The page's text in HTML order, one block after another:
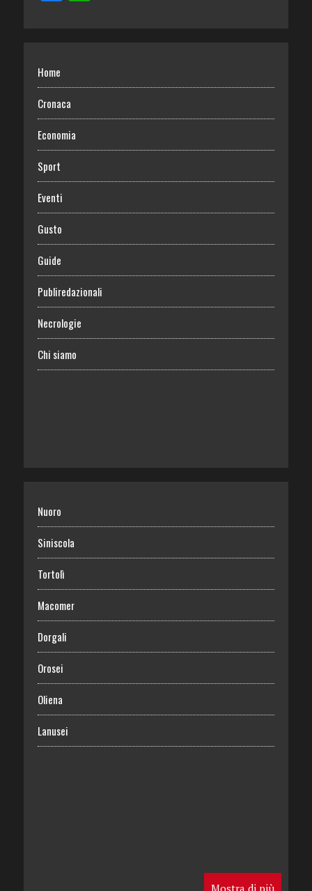
Home
Cronaca
Economia
Sport
Eventi
Gusto
Guide
Publiredazionali
Necrologie
Chi siamo
Nuoro
Siniscola
Tortolì
Macomer
Dorgali
Orosei
Oliena
Lanusei
Mostra di più